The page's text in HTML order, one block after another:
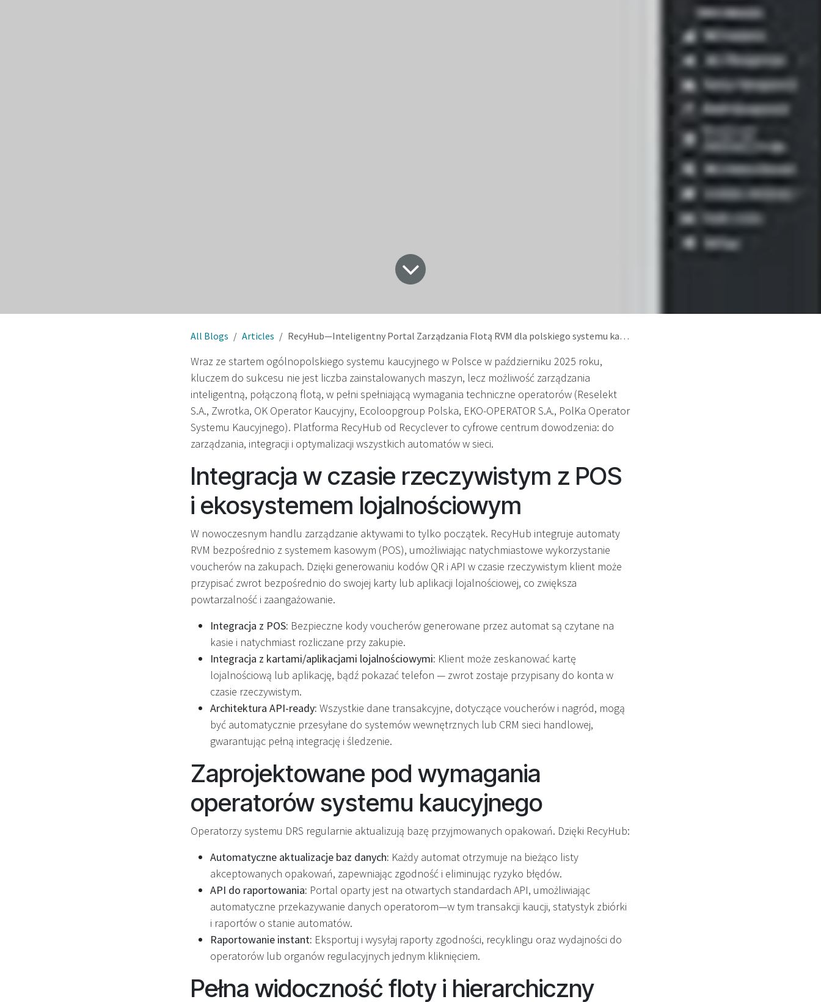
All Blogs Articles RecyHub—Inteligentny Portal Zarządzania Flotą RVM dla polskiego systemu kaucyjnego
Wraz ze startem ogólnopolskiego systemu kaucyjnego w Polsce w październiku 2025 roku,
kluczem do sukcesu nie jest liczba zainstalowanych maszyn, lecz możliwość zarządzania
inteligentną, połączoną flotą, w pełni spełniającą wymagania techniczne operatorów (Reselekt
S.A., Zwrotka, OK Operator Kaucyjny, Ecoloopgroup Polska, EKO-OPERATOR S.A., PolKa Operator
Systemu Kaucyjnego). Platforma RecyHub od Recyclever to cyfrowe centrum dowodzenia: do
zarządzania, integracji i optymalizacji wszystkich automatów w sieci.
Integracja w czasie rzeczywistym z POS
i ekosystemem lojalnościowym
W nowoczesnym handlu zarządzanie aktywami to tylko początek. RecyHub integruje automaty
RVM bezpośrednio z systemem kasowym (POS), umożliwiając natychmiastowe wykorzystanie
voucherów na zakupach. Dzięki generowaniu kodów QR i API w czasie rzeczywistym klient może
przypisać zwrot bezpośrednio do swojej karty lub aplikacji lojalnościowej, co zwiększa
powtarzalność i zaangażowanie.
Integracja z POS: Bezpieczne kody voucherów generowane przez automat są czytane na
kasie i natychmiast rozliczane przy zakupie.
Integracja z kartami/aplikacjami lojalnościowymi: Klient może zeskanować kartę
lojalnościową lub aplikację, bądź pokazać telefon — zwrot zostaje przypisany do konta w
czasie rzeczywistym.
Architektura API-ready: Wszystkie dane transakcyjne, dotyczące voucherów i nagród, mogą
być automatycznie przesyłane do systemów wewnętrznych lub CRM sieci handlowej,
gwarantując pełną integrację i śledzenie.
Zaprojektowane pod wymagania
operatorów systemu kaucyjnego
Operatorzy systemu DRS regularnie aktualizują bazę przyjmowanych opakowań. Dzięki RecyHub:
Automatyczne aktualizacje baz danych: Każdy automat otrzymuje na bieżąco listy
akceptowanych opakowań, zapewniając zgodność i eliminując ryzyko błędów.
API do raportowania: Portal oparty jest na otwartych standardach API, umożliwiając
automatyczne przekazywanie danych operatorom—w tym transakcji kaucji, statystyk zbiórki
i raportów o stanie automatów.
Raportowanie instant: Eksportuj i wysyłaj raporty zgodności, recyklingu oraz wydajności do
operatorów lub organów regulacyjnych jednym kliknięciem.
Pełna widoczność floty i hierarchiczny